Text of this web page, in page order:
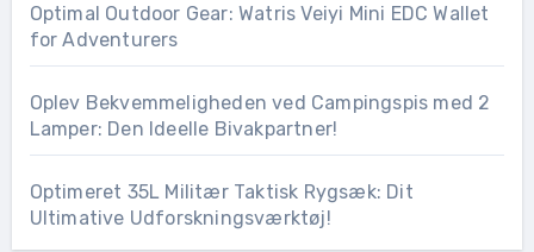
Optimal Outdoor Gear: Watris Veiyi Mini EDC Wallet
for Adventurers
Oplev Bekvemmeligheden ved Campingspis med 2
Lamper: Den Ideelle Bivakpartner!
Optimeret 35L Militær Taktisk Rygsæk: Dit
Ultimative Udforskningsværktøj!